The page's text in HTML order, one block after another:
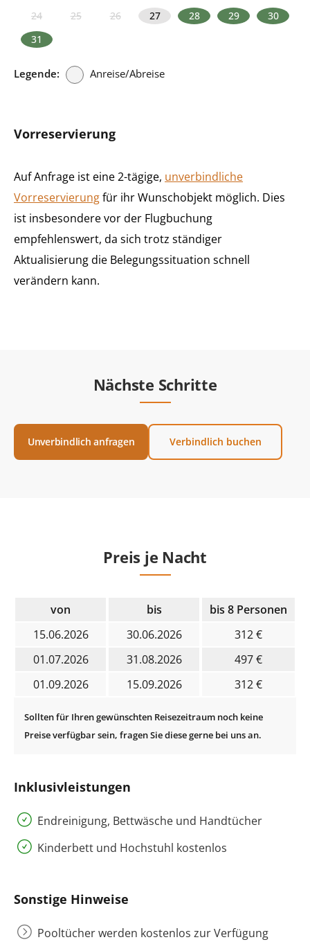
24
25 26 27 28 29
30
31
Legende: Anreise/Abreise
Vorreservierung
Auf Anfrage ist eine 2-tägige, unverbindliche
Vorreservierungfür ihr Wunschobjekt möglich. Dies
ist insbesondere vor der Flugbuchung
empfehlenswert, da sich trotz ständiger
Aktualisierung die Belegungssituation schnell
verändern kann.
Nächste Schritte
Unverbindlich anfragen Verbindlich buchen
Preis je Nacht
von bis
bis 8 Personen
15.06.2026
30.06.2026
312 €
01.07.2026
31.08.2026
497 €
01.09.2026
15.09.2026 312 €
Inklusivleistungen
Endreinigung, Bettwäsche und Handtücher
Kinderbett und Hochstuhl kostenlos
Sonstige Hinweise
Pooltücher werden kostenlos zur Verfügung